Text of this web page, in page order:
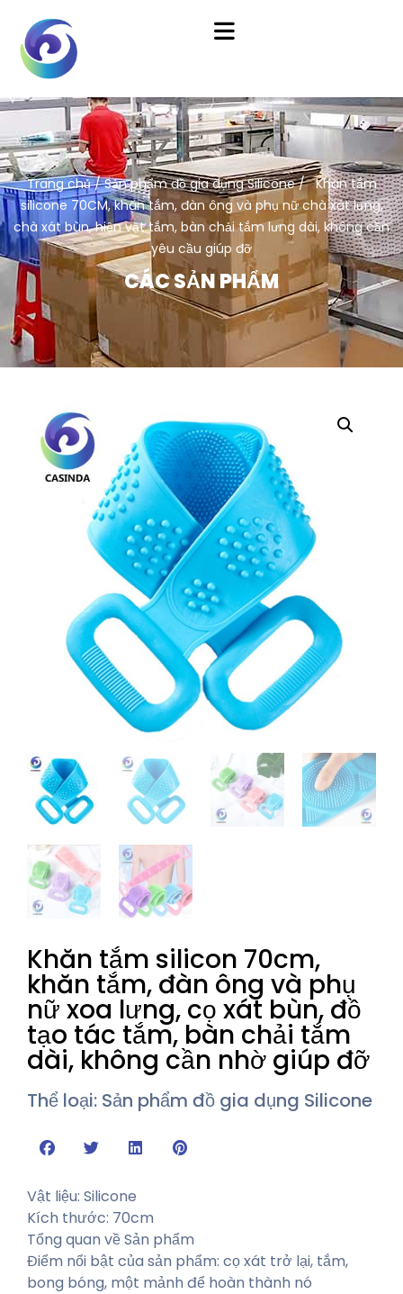
Trang chủ/Sản phẩm đồ gia dụng Silicone/ Khăn tắm
silicone 70CM, khăn tắm, đàn ông và phụ nữ chà xát lưng,
chà xát bùn, hiện vật tắm, bàn chải tắm lưng dài, không cần
yêu cầu giúp đỡ
CÁC SẢN PHẨM
Khăn tắm silicon 70cm,
khăn tắm, đàn ông và phụ
nữ xoa lưng, cọ xát bùn, đồ
tạo tác tắm, bàn chải tắm
dài, không cần nhờ giúp đỡ
Thể loại: Sản phẩm đồ gia dụng Silicone
Vật liệu: Silicone
Kích thước: 70cm
Tổng quan về Sản phẩm
Điểm nổi bật của sản phẩm: cọ xát trở lại, tắm,
bong bóng, một mảnh để hoàn thành nó